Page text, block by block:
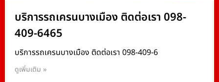
บริการรถเครนบางเมือง ติดต่อเรา 098-
409-6465
บริการรถเครนบางเมือง ติดต่อเรา 098-409-6
ดูเพิ่มเติม »